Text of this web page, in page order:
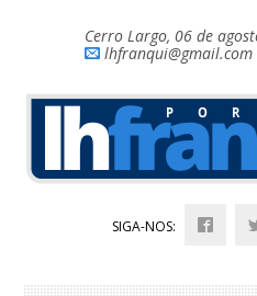
Cerro Largo, 06 de
lhfranqui@gmail.com
SIGA-NOS: